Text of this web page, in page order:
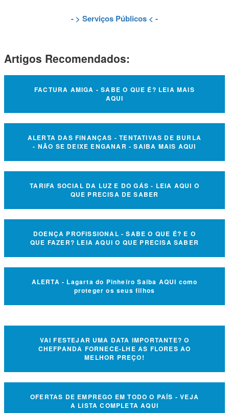
- > Serviços Públicos < -
Artigos Recomendados:
FACTURA AMIGA - SABE O QUE É? LEIA MAIS
AQUI
ALERTA DAS FINANÇAS - TENTATIVAS DE BURLA
- NÃO SE DEIXE ENGANAR - SAIBA MAIS AQUI
TARIFA SOCIAL DA LUZ E DO GÁS - LEIA AQUI O
QUE PRECISA DE SABER
DOENÇA PROFISSIONAL - SABE O QUE É? E O
QUE FAZER? LEIA AQUI O QUE PRECISA SABER
ALERTA - Lagarta do Pinheiro Saiba AQUI como
proteger os seus filhos
VAI FESTEJAR UMA DATA IMPORTANTE? O
CHEFPANDA FORNECE-LHE AS FLORES AO
MELHOR PREÇO!
OFERTAS DE EMPREGO EM TODO O PAÍS - VEJA
A LISTA COMPLETA AQUI